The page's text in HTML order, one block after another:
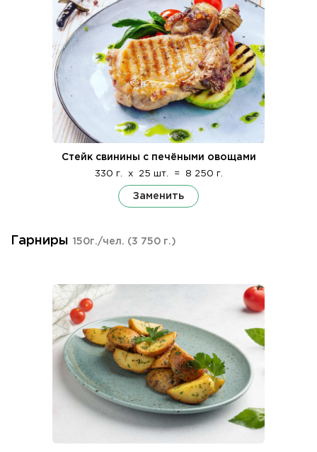
Стейк свинины с печёными овощами
330 г. x 25 шт. = 8 250 г.
Заменить
Гарниры 150г./чел. (3 750 г.)